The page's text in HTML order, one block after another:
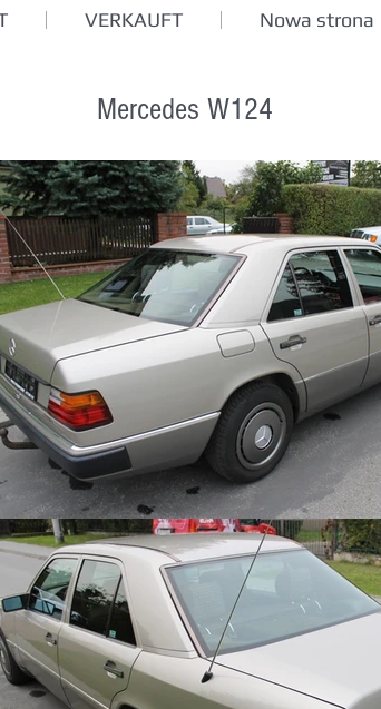
VERKAUFT Nowa strona
Mercedes W124